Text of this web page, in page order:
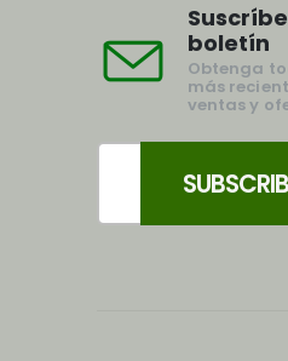
boletín
Obtenga
más
ventas y